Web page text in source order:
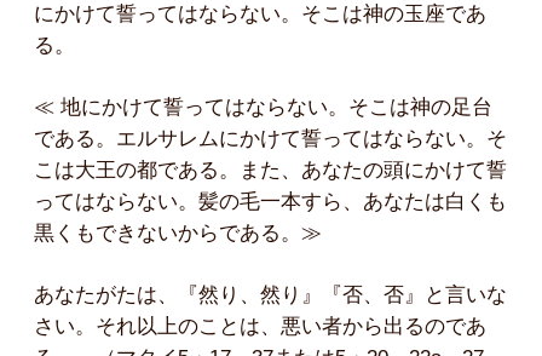
にかけて誓ってはならない。そこは神の玉座であ
る。
≪ 地にかけて誓ってはならない。そこは神の足台
である。エルサレムにかけて誓ってはならない。そ
こは大王の都である。また、あなたの頭にかけて誓
ってはならない。髪の毛一本すら、あなたは白くも
黒くもできないからである。≫
あなたがたは、『然り、然り』『否、否』と言いな
さい。それ以上のことは、悪い者から出るのであ